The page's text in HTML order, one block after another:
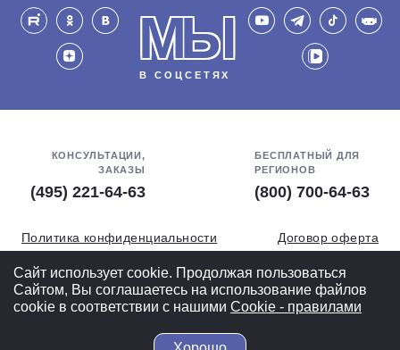
МЫ
В СОЦСЕТЯХ
КОНСУЛЬТАЦИИ,
ЗАКАЗЫ
(495) 221-64-63
БЕСПЛАТНЫЙ ДЛЯ
РЕГИОНОВ
(800) 700-64-63
Политика конфиденциальности
Договор оферта
Обработка персональных данных
СОУТ
Полная версия
Сайт использует cookie. Продолжая пользоваться
Сайтом, Вы соглашаетесь на использование файлов
cookie в соответствии с нашими Cookiе - правилами